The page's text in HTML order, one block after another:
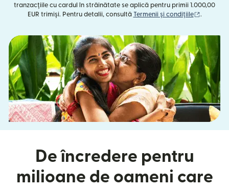
tranzacțiile cu cardul în străinătate se aplică pentru primii 1.000,00
EUR trimiși. Pentru detalii, consultă Termenii și condițiile (se
.
De încredere pentru
milioane de oameni care